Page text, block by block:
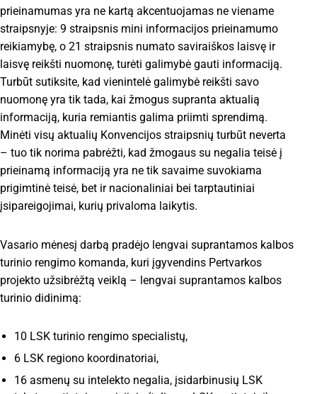
prieinamumas yra ne kartą akcentuojamas ne viename
straipsnyje: 9 straipsnis mini informacijos prieinamumo
reikiamybę, o 21 straipsnis numato saviraiškos laisvę ir
laisvę reikšti nuomonę, turėti galimybė gauti informaciją.
Turbūt sutiksite, kad vienintelė galimybė reikšti savo
nuomonę yra tik tada, kai žmogus supranta aktualią
informaciją, kuria remiantis galima priimti sprendimą.
Minėti visų aktualių Konvencijos straipsnių turbūt neverta
– tuo tik norima pabrėžti, kad žmogaus su negalia teisė į
prieinamą informaciją yra ne tik savaime suvokiama
prigimtinė teisė, bet ir nacionaliniai bei tarptautiniai
įsipareigojimai, kurių privaloma laikytis.
Vasario mėnesį darbą pradėjo lengvai suprantamos kalbos
turinio rengimo komanda, kuri įgyvendins Pertvarkos
projekto užsibrėžtą veiklą – lengvai suprantamos kalbos
turinio didinimą:
10 LSK turinio rengimo specialistų,
6 LSK regiono koordinatoriai,
16 asmenų su intelekto negalia, įsidarbinusių LSK